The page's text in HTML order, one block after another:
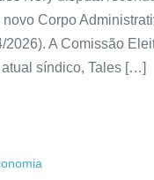
Corpo
2026). A Comissão
síndico, Tales […]